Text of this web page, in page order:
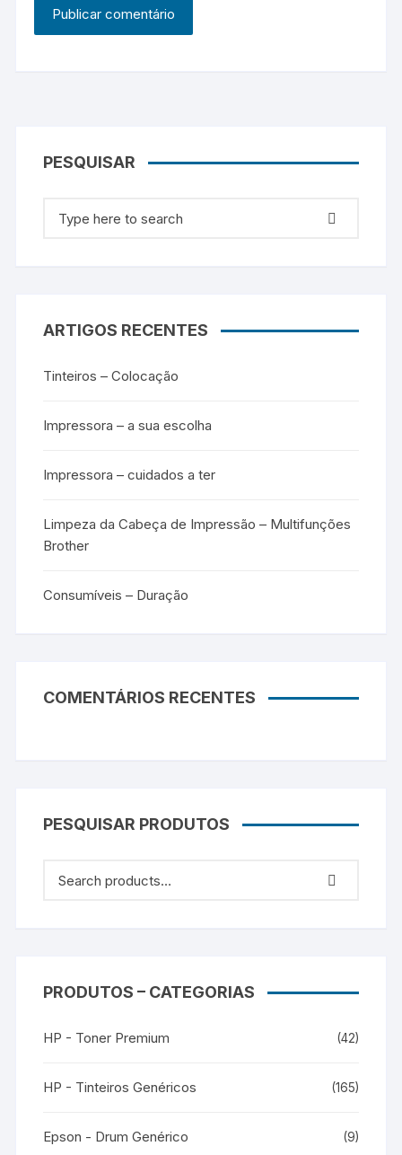
PESQUISAR
ARTIGOS RECENTES
Tinteiros – Colocação
Impressora – a sua escolha
Impressora – cuidados a ter
Limpeza da Cabeça de Impressão – Multifunções
Brother
Consumíveis – Duração
COMENTÁRIOS RECENTES
PESQUISAR PRODUTOS
PRODUTOS – CATEGORIAS
HP - Toner Premium (42)
HP - Tinteiros Genéricos (165)
Epson - Drum Genérico (9)